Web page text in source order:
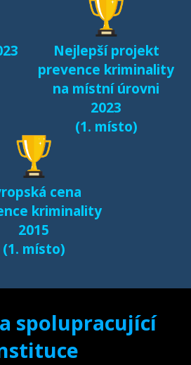
v
k
.
Nejlepší projekt
prevence kriminality
na místní úrovni
2023
(1. místo)
cena
kriminality
2015
(1. místo)
spolupracující